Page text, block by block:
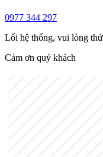
0977 344 297
Lối hệ thống, vui lòng
Cảm ơn quý khách